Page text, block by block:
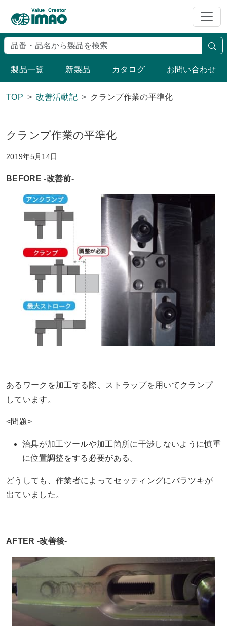
製品一覧 新製品 カタログ お問い合わせ
TOP 改善活動記 クランプ作業の平準化
クランプ作業の平準化
2019年5月14日
BEFORE -改善前-
あるワークを加工する際、ストラップを用いてクランプ
しています。
<問題>
治具が加工ツールや加工箇所に干渉しないように慎重
に位置調整をする必要がある。
どうしても、作業者によってセッティングにバラツキが
出ていました。
AFTER -改善後-